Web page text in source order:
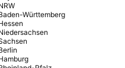
Württemberg